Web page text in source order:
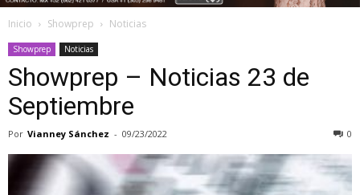
Inicio Showprep Noticias
Showprep Noticias
Showprep – Noticias 23 de
Septiembre
Por Vianney Sánchez - 09/23/2022 0